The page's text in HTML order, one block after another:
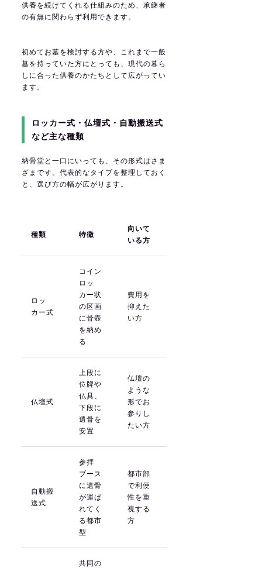
供養を続けてくれる仕組みのため、承継者
の有無に関わらず利用できます。
初めてお墓を検討する方や、これまで一般
墓を持っていた方にとっても、現代の暮ら
しに合った供養のかたちとして広がってい
ます。
ロッカー式・仏壇式・自動搬送式
など主な種類
納骨堂と一口にいっても、その形式はさま
ざまです。代表的なタイプを整理しておく
と、選び方の幅が広がります。
種類 特徴
向いて
いる方
ロッ
カー式
コイン
ロッ
カー状
の区画
に骨壺
を納め
る
費用を
抑えた
い方
仏壇式
上段に
位牌や
仏具、
下段に
遺骨を
安置
仏壇の
ような
形でお
参りし
たい方
自動搬
送式
参拝
ブース
に遺骨
が運ば
れてく
る都市
型
都市部
で利便
性を重
視する
方
共同の